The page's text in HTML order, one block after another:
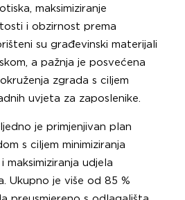
maksimiziranje
i obzirnost prema
su građevinski materijali
a pažnja je posvećena
zgrada s ciljem
uvjeta za zaposlenike.
je primjenjivan plan
s ciljem minimiziranja
udjela
Ukupno je više od 85 %